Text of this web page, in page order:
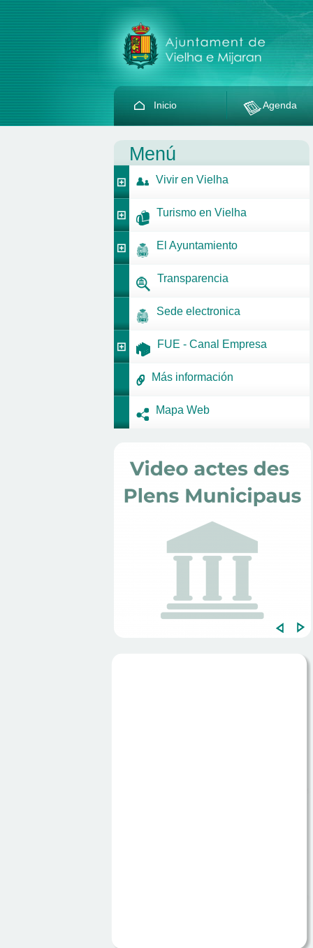
Inicio Agenda
Menú
Vivir en Vielha
Turismo en Vielha
El Ayuntamiento
Transparencia
Sede electronica
FUE - Canal Empresa
Más información
Mapa Web